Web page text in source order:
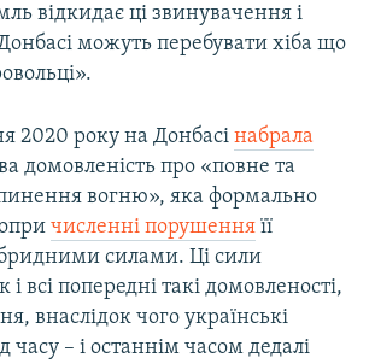
відкидає ці звинувачення і
можуть перебувати хіба що
2020 року на Донбасі набрала
домовленість про «повне та
вогню», яка формально
численні порушення її
силами. Ці сили
і всі попередні такі домовленості,
внаслідок чого українські
часу – і останнім часом дедалі